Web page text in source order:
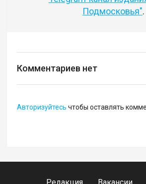
Подмосковья".
Комментариев нет
Авторизуйтесь чтобы оставлять